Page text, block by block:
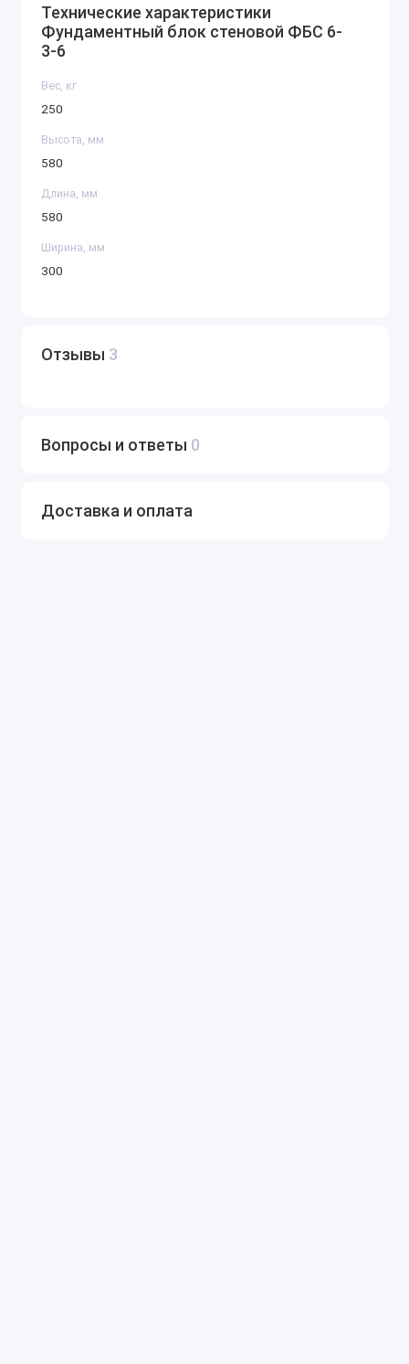
Технические характеристики
Фундаментный блок стеновой ФБС 6-
3-6
Вес, кг
250
Высота, мм
580
Длина, мм
580
Ширина, мм
300
Отзывы 3
Вопросы и ответы 0
Доставка и оплата